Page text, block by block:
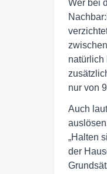
Wer bei
natürlich
nur von
Auch
„Halten
der